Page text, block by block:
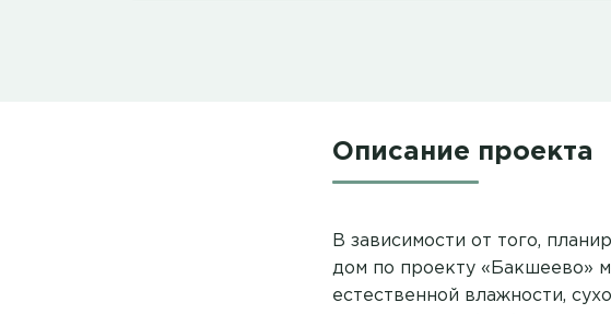
Описание проекта
В зависимости от того,
дом по проекту «Бакшеево»
естественной влажности,